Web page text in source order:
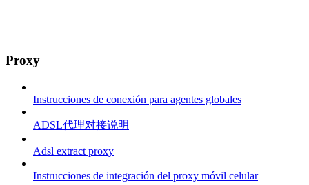
Proxy
Instrucciones de conexión para agentes globales
ADSL代理对接说明
Adsl extract proxy
Instrucciones de integración del proxy móvil celular